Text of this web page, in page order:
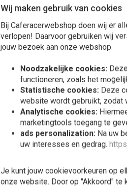
Honda CB650
klepdekselpakking
€12,07
Meest bekeken
Wij maken gebruik van cookies
Bij Caferacerwebshop doen wij er
verlopen! Daarvoor gebruiken wij
jouw bezoek aan onze webshop.
Noodzakelijke cookies:
functioneren, zoals het
Statistische cookies: Deze
website wordt gebruikt, zodat
Analytische cookies:
marketingtools toegang te
ads personalization: Na uw
uw interesses en gedrag.
Je kunt jouw cookievoorkeuren op
onze website. Door op "Akkoord" te